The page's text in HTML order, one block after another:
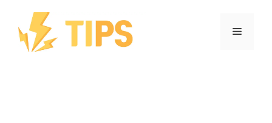
건너뛰기
메뉴